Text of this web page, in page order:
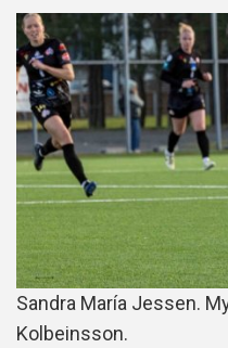
Sandra María Jessen.
Kolbeinsson.